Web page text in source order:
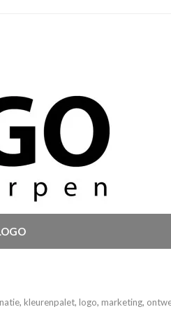
, kleurenpalet, logo, marketing,